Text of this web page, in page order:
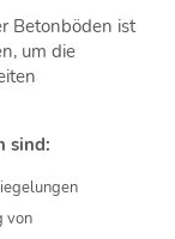
Betonböden ist
um die
sind:
von